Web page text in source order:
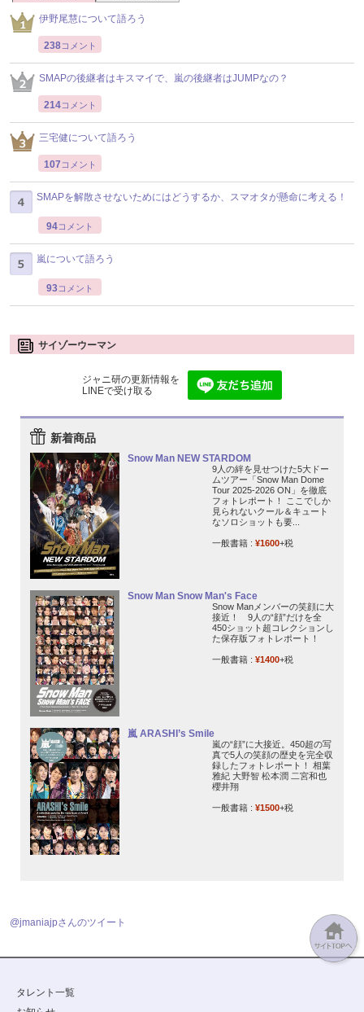
伊野尾慧について語ろう
238コメント
SMAPの後継者はキスマイで、嵐の後継者はJUMPなの？
214コメント
三宅健について語ろう
107 コメント
SMAPを解散させないためにはどうするか、スマオタが懸命に考える！
94コメント
嵐について語ろう
93コメント
サイゾーウーマン
ジャニ研の更新情報を
LINEで受け取る
新着商品
Snow Man NEW STARDOM
9人の絆を見せつけた5大ドー
ムツアー「Snow Man Dome
Tour 2025-2026 ON」を徹底
フォトレポート！ ここでしか
見られないクール＆キュート
なソロショットも要...
一般書籍 : ¥1600+税
Snow Man Snow Man's Face
Snow Manメンバーの笑顔に大
接近！ 9人の“顔”だけを全
450ショット超コレクションし
た保存版フォトレポート！
一般書籍 : ¥1400+税
嵐 ARASHI’s Smile
嵐の“顔”に大接近。450超の写
真で5人の笑顔の歴史を完全収
録したフォトレポート！ 相葉
雅紀 大野智 松本潤 二宮和也
櫻井翔
一般書籍 : ¥1500+税
@jmaniajpさんのツイート
タレント一覧